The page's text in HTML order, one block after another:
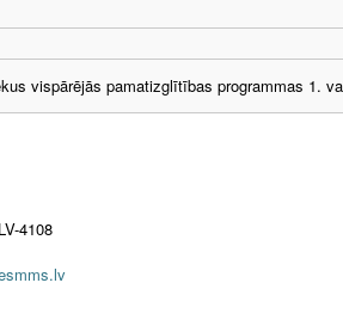
vispārējās pamatizglītības programmas 1.
4108